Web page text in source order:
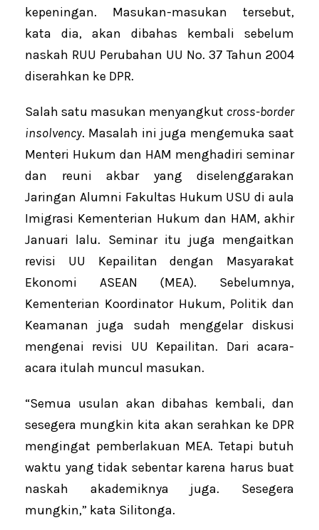
kepeningan. Masukan-masukan tersebut,
kata dia, akan dibahas kembali sebelum
naskah RUU Perubahan UU No. 37 Tahun 2004
diserahkan ke DPR.
Salah satu masukan menyangkut cross-border
insolvency. Masalah ini juga mengemuka saat
Menteri Hukum dan HAM menghadiri seminar
dan reuni akbar yang diselenggarakan
Jaringan Alumni Fakultas Hukum USU di aula
Imigrasi Kementerian Hukum dan HAM, akhir
Januari lalu. Seminar itu juga mengaitkan
revisi UU Kepailitan dengan Masyarakat
Ekonomi ASEAN (MEA). Sebelumnya,
Kementerian Koordinator Hukum, Politik dan
Keamanan juga sudah menggelar diskusi
mengenai revisi UU Kepailitan. Dari acara-
acara itulah muncul masukan.
“Semua usulan akan dibahas kembali, dan
sesegera mungkin kita akan serahkan ke DPR
mengingat pemberlakuan MEA. Tetapi butuh
waktu yang tidak sebentar karena harus buat
naskah akademiknya juga. Sesegera
mungkin,” kata Silitonga.